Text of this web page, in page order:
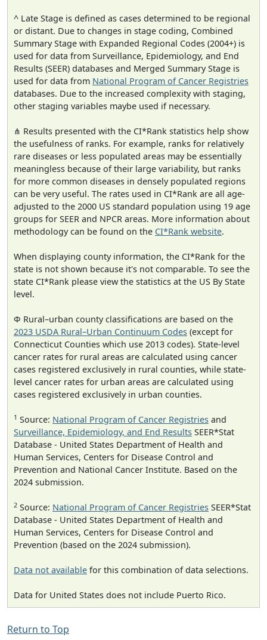
^ Late Stage is defined as cases determined to be regional
or distant. Due to changes in stage coding, Combined
Summary Stage with Expanded Regional Codes (2004+) is
used for data from Surveillance, Epidemiology, and End
Results (SEER) databases and Merged Summary Stage is
used for data from National Program of Cancer Registries
databases. Due to the increased complexity with staging,
other staging variables maybe used if necessary.
⋔ Results presented with the CI*Rank statistics help show
the usefulness of ranks. For example, ranks for relatively
rare diseases or less populated areas may be essentially
meaningless because of their large variability, but ranks
for more common diseases in densely populated regions
can be very useful. The rates used in CI*Rank are all age-
adjusted to the 2000 US standard population using 19 age
groups for SEER and NPCR areas. More information about
methodology can be found on the CI*Rank website.
When displaying county information, the CI*Rank for the
state is not shown because it's not comparable. To see the
state CI*Rank please view the statistics at the US By State
level.
Φ Rural–urban county classifications are based on the
2023 USDA Rural–Urban Continuum Codes (except for
Connecticut Counties which use 2013 codes). State-level
cancer rates for rural areas are calculated using cancer
cases registered exclusively in rural counties, while state-
level cancer rates for urban areas are calculated using
cases registered exclusively in urban counties.
1 Source: National Program of Cancer Registries and
Surveillance, Epidemiology, and End Results SEER*Stat
Database - United States Department of Health and
Human Services, Centers for Disease Control and
Prevention and National Cancer Institute. Based on the
2024 submission.
2 Source: National Program of Cancer Registries SEER*Stat
Database - United States Department of Health and
Human Services, Centers for Disease Control and
Prevention (based on the 2024 submission).
Data not available for this combination of data selections.
Data for United States does not include Puerto Rico.
Return to Top